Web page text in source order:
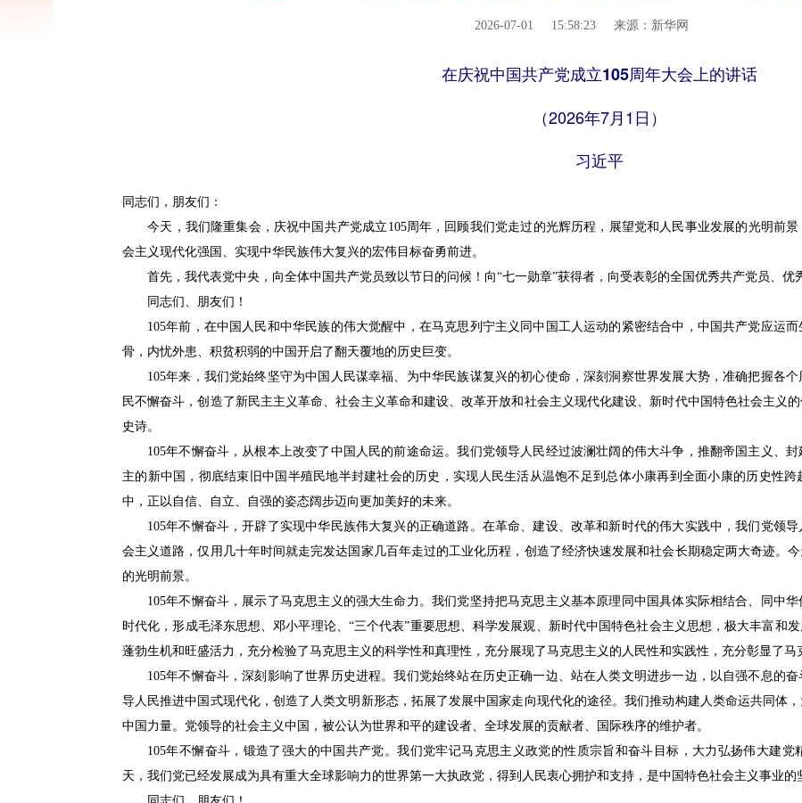
2026-07-01 15:58:23 来源：新华网
在庆祝中国共产党成立105周年大会上的讲话
（2026年7月1日）
习近平
同志们，朋友们：
今天，我们隆重集会，庆祝中国共产党成立105周年，回顾我们党走过的光辉历程，展望党和人民事业发展的光明前景
会主义现代化强国、实现中华民族伟大复兴的宏伟目标奋勇前进。
首先，我代表党中央，向全体中国共产党员致以节日的问候！向“七一勋章”获得者，向受表彰的全国优秀共产党员、优
同志们、朋友们！
105年前，在中国人民和中华民族的伟大觉醒中，在马克思列宁主义同中国工人运动的紧密结合中，中国共产党应运
骨，内忧外患、积贫积弱的中国开启了翻天覆地的历史巨变。
105年来，我们党始终坚守为中国人民谋幸福、为中华民族谋复兴的初心使命，深刻洞察世界发展大势，准确把握各个
民不懈奋斗，创造了新民主主义革命、社会主义革命和建设、改革开放和社会主义现代化建设、新时代中国特色社会主义
史诗。
105年不懈奋斗，从根本上改变了中国人民的前途命运。我们党领导人民经过波澜壮阔的伟大斗争，推翻帝国主义、
主的新中国，彻底结束旧中国半殖民地半封建社会的历史，实现人民生活从温饱不足到总体小康再到全面小康的历史性
中，正以自信、自立、自强的姿态阔步迈向更加美好的未来。
105年不懈奋斗，开辟了实现中华民族伟大复兴的正确道路。在革命、建设、改革和新时代的伟大实践中，我们党领导
会主义道路，仅用几十年时间就走完发达国家几百年走过的工业化历程，创造了经济快速发展和社会长期稳定两大奇迹。
的光明前景。
105年不懈奋斗，展示了马克思主义的强大生命力。我们党坚持把马克思主义基本原理同中国具体实际相结合、同中
时代化，形成毛泽东思想、邓小平理论、“三个代表”重要思想、科学发展观、新时代中国特色社会主义思想，极大丰富和
蓬勃生机和旺盛活力，充分检验了马克思主义的科学性和真理性，充分展现了马克思主义的人民性和实践性，充分彰显了马
105年不懈奋斗，深刻影响了世界历史进程。我们党始终站在历史正确一边、站在人类文明进步一边，以自强不息的奋
导人民推进中国式现代化，创造了人类文明新形态，拓展了发展中国家走向现代化的途径。我们推动构建人类命运共同体
中国力量。党领导的社会主义中国，被公认为世界和平的建设者、全球发展的贡献者、国际秩序的维护者。
105年不懈奋斗，锻造了强大的中国共产党。我们党牢记马克思主义政党的性质宗旨和奋斗目标，大力弘扬伟大建党
天，我们党已经发展成为具有重大全球影响力的世界第一大执政党，得到人民衷心拥护和支持，是中国特色社会主义事业的